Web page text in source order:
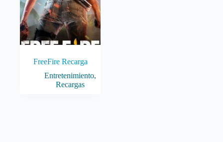
FreeFire Recarga
Entretenimiento,
Recargas